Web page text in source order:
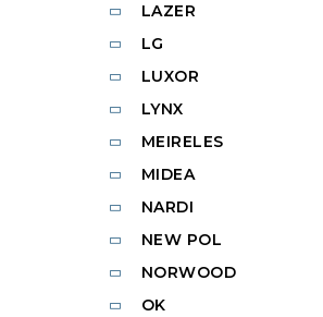
LAZER
LG
LUXOR
LYNX
MEIRELES
MIDEA
NARDI
NEW POL
NORWOOD
OK